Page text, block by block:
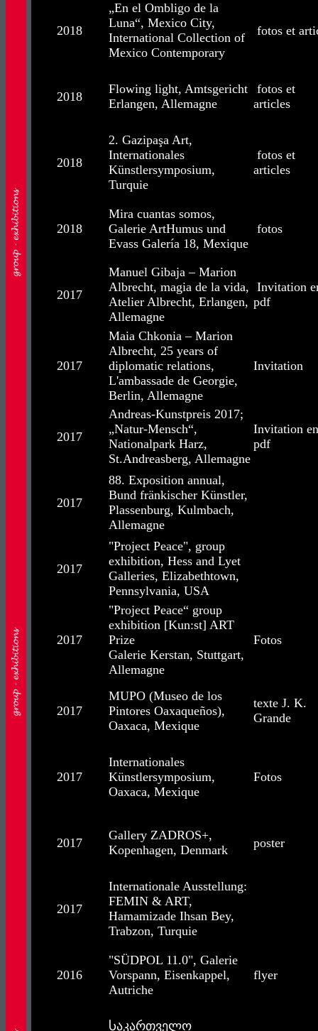
2018
„En el Ombligo de la
Luna“, Mexico City,
International Collection of
Mexico Contemporary
fotos et
2018
Flowing light, Amtsgericht
Erlangen, Allemagne
fotos et
articles
2018
2. Gazipaşa Art,
Internationales
Künstlersymposium,
Turquie
fotos et
articles
2018
Mira cuantas somos,
Galerie ArtHumus und
Evass Galería 18, Mexique
fotos
2017
Manuel Gibaja – Marion
Albrecht, magia de la vida,
Atelier Albrecht, Erlangen,
Allemagne
Invitation
pdf
2017
Maia Chkonia – Marion
Albrecht, 25 years of
diplomatic relations,
L'ambassade de Georgie,
Berlin, Allemagne
Invitation
2017
Andreas-Kunstpreis 2017;
„Natur-Mensch“,
Nationalpark Harz,
St.Andreasberg, Allemagne
Invitation en
pdf
2017
88. Exposition annual,
Bund fränkischer Künstler,
Plassenburg, Kulmbach,
Allemagne
2017
"Project Peace", group
exhibition, Hess and Lyet
Galleries, Elizabethtown,
Pennsylvania, USA
2017
"Project Peace“ group
exhibition [Kun:st] ART
Prize
Galerie Kerstan, Stuttgart,
Allemagne
Fotos
2017
MUPO (Museo de los
Pintores Oaxaqueños),
Oaxaca, Mexique
texte J. K.
Grande
2017
Internationales
Künstlersymposium,
Oaxaca, Mexique
Fotos
2017
Gallery ZADROS+,
Kopenhagen, Denmark
poster
2017
Internationale Ausstellung:
FEMIN & ART,
Hamamizade Ihsan Bey,
Trabzon, Turquie
2016
"SÜDPOL 11.0", Galerie
Vorspann, Eisenkappel,
Autriche
flyer
Ⴑაკართველო